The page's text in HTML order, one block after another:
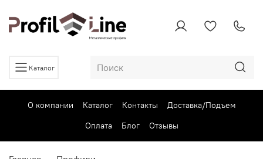
Каталог
О компании Каталог Контакты
Доставка/Подъем
Оплата
Блог Отзывы